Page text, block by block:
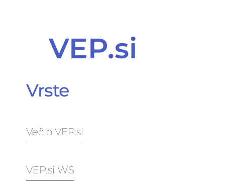
VEP.si
Vrste
Več o VEP.si
VEP.si WS